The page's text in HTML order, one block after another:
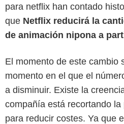
para netflix han contado
que Netflix reducirá la
de animación nipona a
El momento de este cambio
momento en el que el
a disminuir. Existe la
compañía está recortando
para reducir costes. Ya que